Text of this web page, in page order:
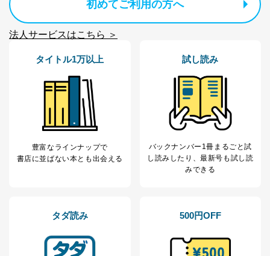
初めてご利用の方へ
法人サービスはこちら ＞
タイトル1万以上
豊富なラインナップで
書店に並ばない本とも出会える
試し読み
バックナンバー1冊まるごと試
し読み したり、最新号も試し読
みできる
タダ読み 500円OFF